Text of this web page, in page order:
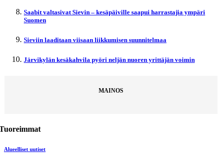
Saabit valtasivat Sievin – kesäpäiville saapui harrastajia ympäri
Suomen
Sieviin laaditaan viisaan liikkumisen suunnitelmaa
Järvikylän kesäkahvila pyöri neljän nuoren yrittäjän voimin
MAINOS
Alueelliset uutiset